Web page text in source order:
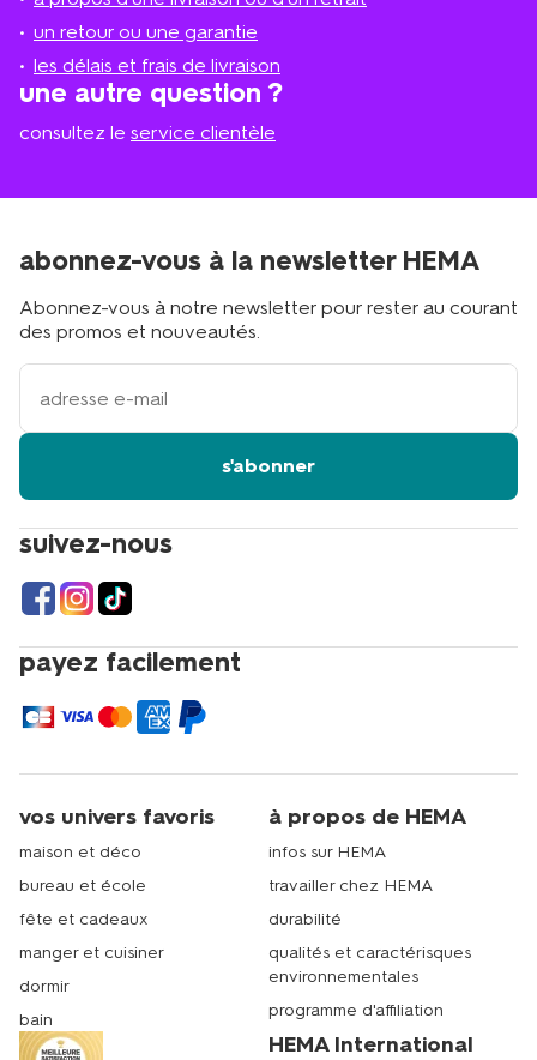
un retour ou une garantie
les délais et frais de livraison
une autre question ?
consultez le service clientèle
le
plus
proche
suivez-nous
payez facilement
abonnez-vous à la newsletter HEMA
Abonnez-vous à notre newsletter pour rester au courant
des promos et nouveautés.
votre
adresse
s'abonner
vos univers favoris
maison et déco
bureau et école
fête et cadeaux
manger et cuisiner
dormir
bain
à propos de HEMA
infos sur HEMA
travailler chez HEMA
durabilité
qualités et caractérisques
environnementales
programme d'affiliation
HEMA International